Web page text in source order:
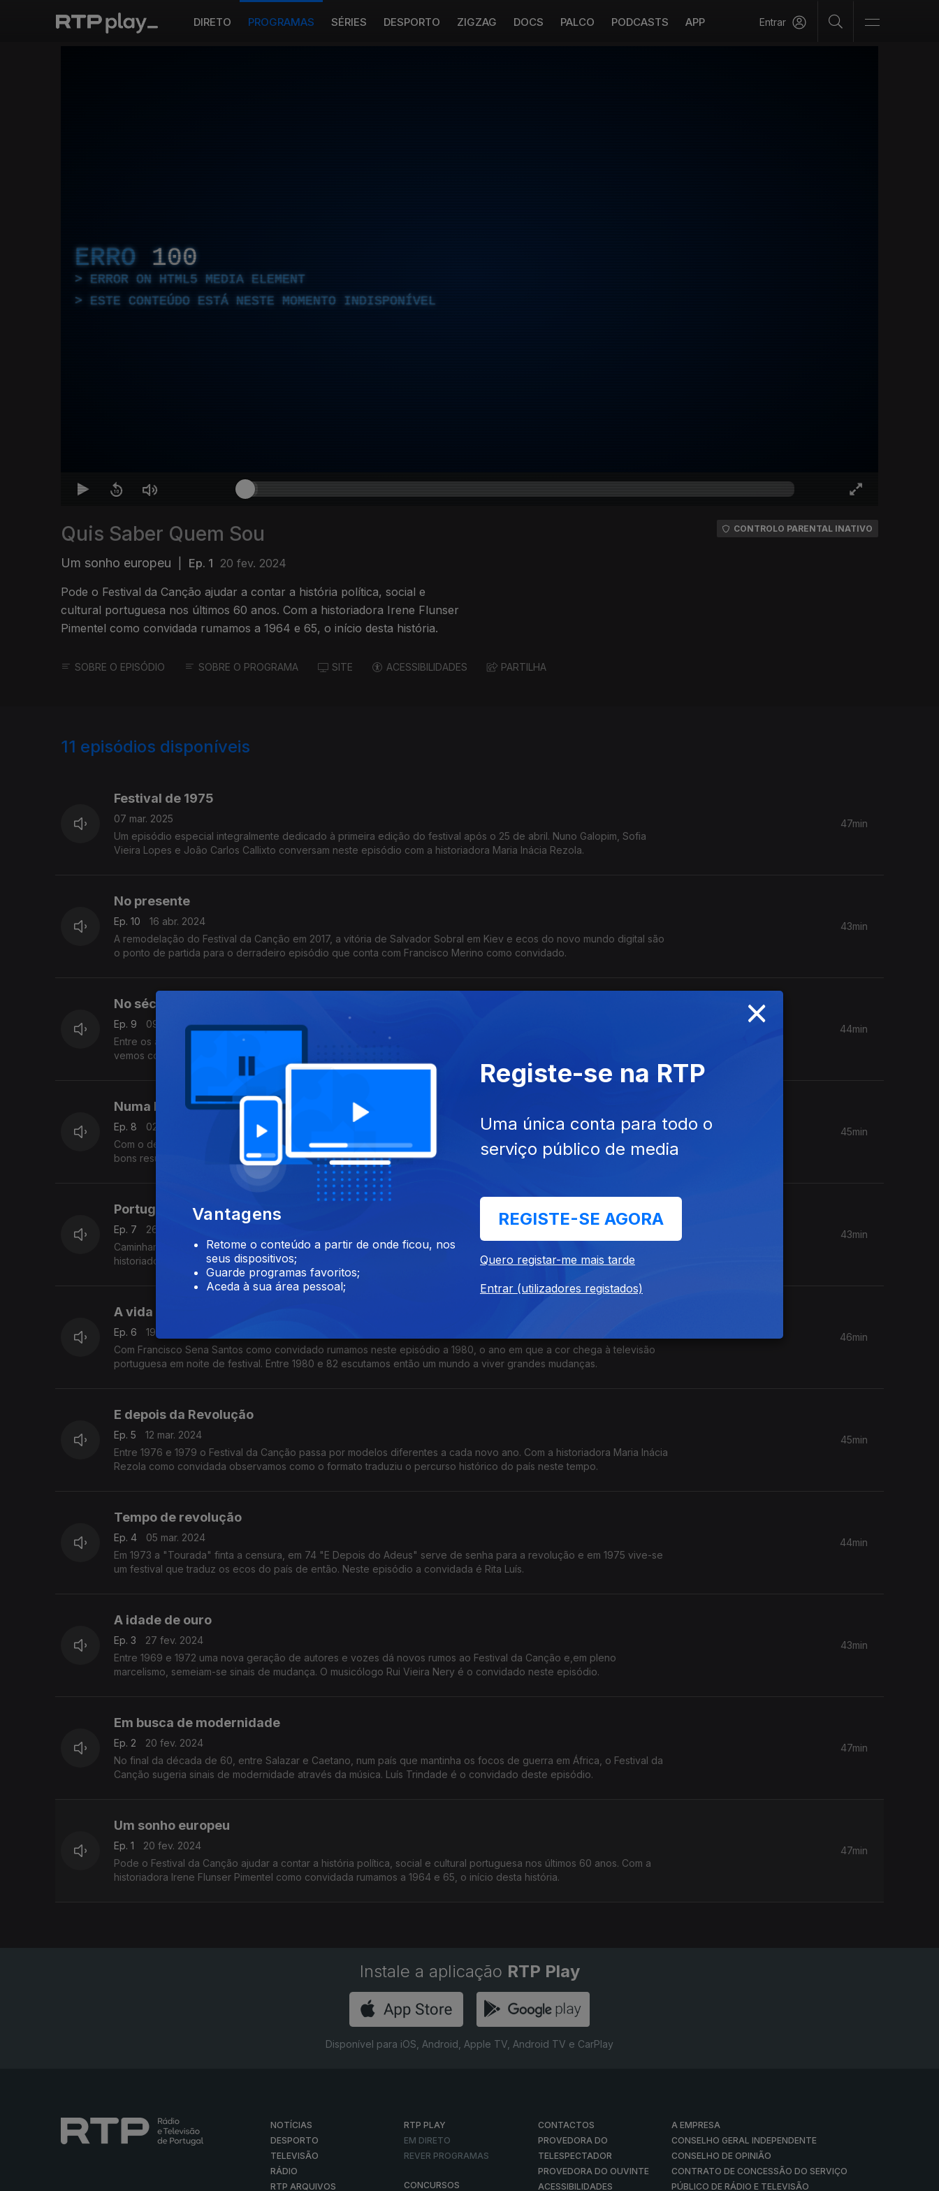
DIRETO PROGRAMAS SÉRIES DESPORTO ZIGZAG DOCS PALCO PODCASTS APP Entrar
ERRO 100
ERROR ON HTML5 MEDIA ELEMENT
ESTE CONTEÚDO ESTÁ NESTE MOMENTO INDISPONÍVEL
Quis Saber Quem Sou
Um sonho europeu Ep. 1 20 fev. 2024
Pode o Festival da Canção ajudar a contar a história política, social e
cultural portuguesa nos últimos 60 anos. Com a historiadora Irene Flunser
Pimentel como convidada rumamos a 1964 e 65, o início desta história.
CONTROLO PARENTAL INATIVO
SOBRE O EPISÓDIO SOBRE O PROGRAMA SITE ACESSIBILIDADES PARTILHA
11 episódios disponíveis
Festival de 1975
07 mar. 2025
Um episódio especial integralmente dedicado à primeira edição do festival após o 25 de abril. Nuno Galopim, Sofia
Vieira Lopes e João Carlos Callixto conversam neste episódio com a historiadora Maria Inácia Rezola.
47min
No presente
Ep. 10
16 abr. 2024
A remodelação do Festival da Canção em 2017, a vitória de Salvador Sobral em Kiev e ecos do novo mundo digital são
o ponto de partida para o derradeiro episódio que conta com Francisco Merino como convidado.
43min
No século XXI
Ep. 9
09 abr. 2024
Entre os anos 2000 e 2015 o Festival da Canção atravessa alguns momentos difíceis. Com Carla Batista como convidada
vemos como se relacionam esses episódios com as grandes movimentações que caracterizam estes anos.
44min
Numa Europa alargada
Ep. 8
02 abr. 2024
Com o desmoronamento da cortina de ferro uma Europa alargada começa a surgir na Eurovisão numa década com
bons resultados para Portugal. Gonçalo Madail é o convidado deste episódio.
45min
Portugal na Europa
Ep. 7
26 mar. 2024
Caminhamos entre 1983 e 1989, um intervalo de tempo que assite à adesão de Portugal à Comunidade Europeia. Com a
historiadora Fernanda Rolo verificamos como os ecos desse tempo passam também pelo Festival da Canção.
43min
A vida a cores
Ep. 6
19 mar. 2024
Com Francisco Sena Santos como convidado rumamos neste episódio a 1980, o ano em que a cor chega à televisão
portuguesa em noite de festival. Entre 1980 e 82 escutamos então um mundo a viver grandes mudanças.
46min
E depois da Revolução
Ep. 5
12 mar. 2024
Entre 1976 e 1979 o Festival da Canção passa por modelos diferentes a cada novo ano. Com a historiadora Maria Inácia
Rezola como convidada observamos como o formato traduziu o percurso histórico do país neste tempo.
45min
Tempo de revolução
Ep. 4
05 mar. 2024
Em 1973 a "Tourada" finta a censura, em 74 "E Depois do Adeus" serve de senha para a revolução e em 1975 vive-se
um festival que traduz os ecos do país de então. Neste episódio a convidada é Rita Luís.
44min
A idade de ouro
Ep. 3
27 fev. 2024
Entre 1969 e 1972 uma nova geração de autores e vozes dá novos rumos ao Festival da Canção e,em pleno
marcelismo, semeiam-se sinais de mudança. O musicólogo Rui Vieira Nery é o convidado neste episódio.
43min
Em busca de modernidade
Ep. 2
20 fev. 2024
No final da década de 60, entre Salazar e Caetano, num país que mantinha os focos de guerra em África, o Festival da
Canção sugeria sinais de modernidade através da música. Luís Trindade é o convidado deste episódio.
47min
Um sonho europeu
Ep. 1
20 fev. 2024
Pode o Festival da Canção ajudar a contar a história política, social e cultural portuguesa nos últimos 60 anos. Com a
historiadora Irene Flunser Pimentel como convidada rumamos a 1964 e 65, o início desta história.
47min
Instale a aplicação RTP Play
Disponível para iOS, Android, Apple TV, Android TV e CarPlay
NOTÍCIAS
DESPORTO
TELEVISÃO
RÁDIO
RTP ARQUIVOS
RTP PLAY
EM DIRETO
REVER PROGRAMAS
CONCURSOS
CONTACTOS
PROVEDORA DO
TELESPECTADOR
PROVEDORA DO OUVINTE
ACESSIBILIDADES
A EMPRESA
CONSELHO GERAL INDEPENDENTE
CONSELHO DE OPINIÃO
CONTRATO DE CONCESSÃO DO SERVIÇO
PÚBLICO DE RÁDIO E TELEVISÃO
×
Vantagens
Retome o conteúdo a partir de onde ficou, nos
seus dispositivos;
Guarde programas favoritos;
Aceda à sua área pessoal;
Registe-se na RTP
Uma única conta para todo o
serviço público de media
REGISTE-SE AGORA
Quero registar-me mais tarde
Entrar (utilizadores registados)